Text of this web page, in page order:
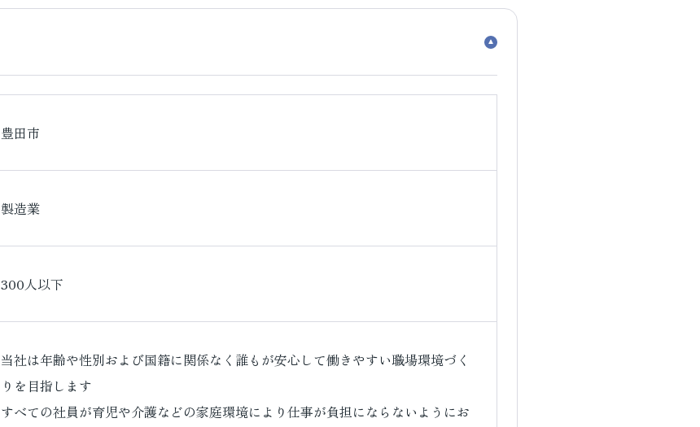
豊田市
製造業
300人以下
当社は年齢や性別および国籍に関係なく誰もが安心して働きやすい職場環境づく
りを目指します
すべての社員が育児や介護などの家庭環境により仕事が負担にならないようにお